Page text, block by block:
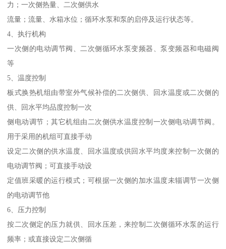
力；一次侧热量、二次侧供水
流量；流量、水箱水位；循环水泵和泵的启停及运行状态等。
4、执行机构
一次侧的电动调节阀、二次侧循环水泵变频器、泵变频器和电磁阀
等
5、温度控制
板式换热机组由带室外气候补偿的二次侧供、回水温度或二次侧的
供、回水平均品度控制一次
侧电动调节；其它机组由二次侧供水温度控制一次侧电动调节阀。
用于采用的机组可直接手动
设定二次侧的供水温度、回水温度或供回水平均度来控制一次侧的
电动调节阀；可直接手动设
定值班采暖的运行模式；可根据一次侧的加水温度未辎调节一次侧
的电动调节他
6、压力控制
按二次侧定的压力就供、回水压差，来控制二次侧循环水泵的运行
频率；或直接设定二次侧循